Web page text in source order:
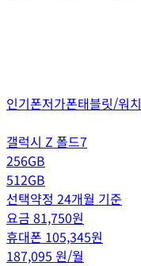
인기폰저가폰태블릿/워치
갤럭시 Z 폴드7
256GB
512GB
선택약정 24개월 기준
요금 81,750원
휴대폰 105,345원
187,095 원/월